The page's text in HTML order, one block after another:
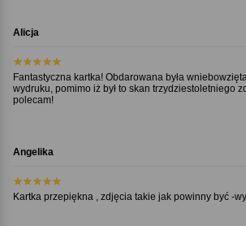
Alicja
Fantastyczna kartka! Obdarowana była
wydruku, pomimo iż był to skan trzydziestoletniego
polecam!
Angelika
Kartka przepiękna , zdjęcia takie jak powinny być -